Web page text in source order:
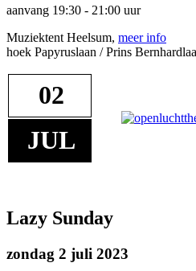
aanvang 19:30 - 21:00 uur
Muziektent Heelsum, meer info
hoek Papyruslaan / Prins
02
JUL
Lazy Sunday
zondag 2 juli 2023